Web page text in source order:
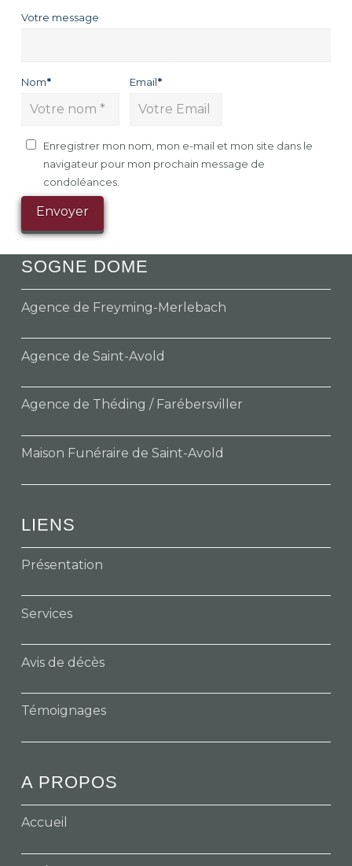
Votre message
Nom* Email*
Enregistrer mon nom, mon e-mail et mon site dans le
navigateur pour mon prochain message de
condoléances.
SOGNE DOME
Agence de Freyming-Merlebach
Agence de Saint-Avold
Agence de Théding / Farébersviller
Maison Funéraire de Saint-Avold
LIENS
Présentation
Services
Avis de décès
Témoignages
A PROPOS
Accueil